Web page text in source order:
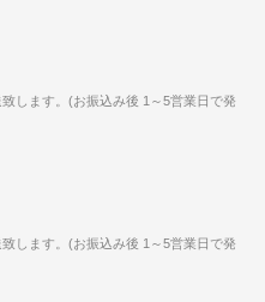
します。(お振込み後 1～5営業日で発
します。(お振込み後 1～5営業日で発